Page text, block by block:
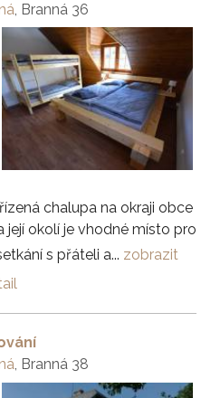
, Branná 36
chalupa na okraji obce
její okolí je vhodné místo pro
s přáteli a... zobrazit
, Branná 38